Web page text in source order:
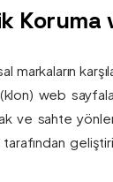
markaların
web
ve sahte